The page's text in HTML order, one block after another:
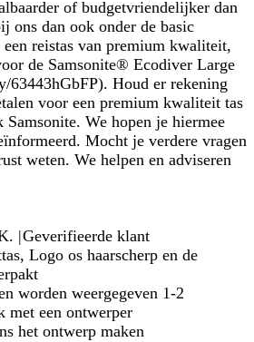
of budgetvriendelijker dan
ons dan ook onder de basic
reistas van premium kwaliteit,
de Samsonite® Ecodiver Large
Houd er rekening
voor een premium kwaliteit tas
Samsonite. We hopen je hiermee
Mocht je verdere vragen
weten. We helpen en adviseren
|Geverifieerde klant
Logo os haarscherp en de
worden weergegeven 1-2
met een ontwerper
het ontwerp maken